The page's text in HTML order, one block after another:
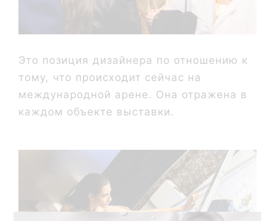
Это позиция дизайнера по отношению к
тому, что происходит сейчас на
международной арене. Она отражена в
каждом объекте выставки.